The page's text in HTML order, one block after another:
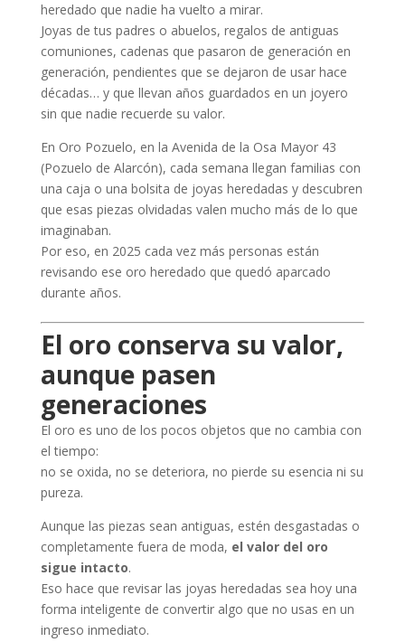
heredado que nadie ha vuelto a mirar.
Joyas de tus padres o abuelos, regalos de antiguas
comuniones, cadenas que pasaron de generación en
generación, pendientes que se dejaron de usar hace
décadas… y que llevan años guardados en un joyero
sin que nadie recuerde su valor.
En Oro Pozuelo, en la Avenida de la Osa Mayor 43
(Pozuelo de Alarcón), cada semana llegan familias con
una caja o una bolsita de joyas heredadas y descubren
que esas piezas olvidadas valen mucho más de lo que
imaginaban.
Por eso, en 2025 cada vez más personas están
revisando ese oro heredado que quedó aparcado
durante años.
El oro conserva su valor,
aunque pasen
generaciones
El oro es uno de los pocos objetos que no cambia con
el tiempo:
no se oxida, no se deteriora, no pierde su esencia ni su
pureza.
Aunque las piezas sean antiguas, estén desgastadas o
completamente fuera de moda, el valor del oro
sigue intacto.
Eso hace que revisar las joyas heredadas sea hoy una
forma inteligente de convertir algo que no usas en un
ingreso inmediato.